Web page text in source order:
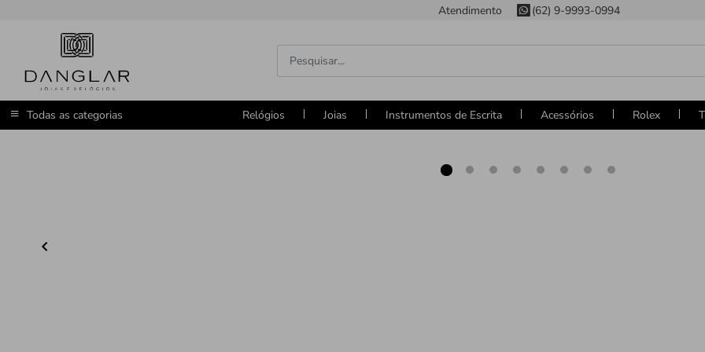
Atendimento (62) 9-9993-0994
Todas as categorias Relógios Joias Instrumentos de Escrita Acessórios Rolex